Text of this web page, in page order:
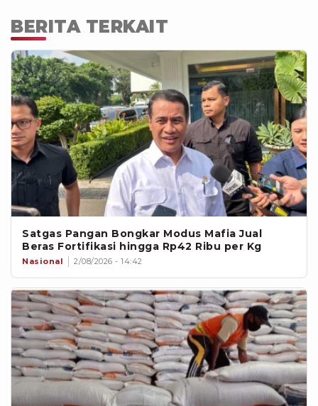
BERITA TERKAIT
Satgas Pangan Bongkar Modus Mafia Jual
Beras Fortifikasi hingga Rp42 Ribu per Kg
Nasional 2/08/2026 - 14:42